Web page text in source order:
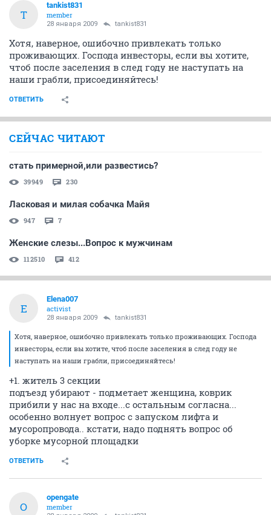
T
tankist831
member
28 января 2009 tankist831
Хотя, наверное, ошибочно привлекать только
проживающих. Господа инвесторы, если вы хотите,
чтоб после заселения в след году не наступать на
наши грабли, присоединяйтесь!
ОТВЕТИТЬ
СЕЙЧАС ЧИТАЮТ
стать примерной,или развестись?
39949 230
Ласковая и милая собачка Майя
947 7
Женские слезы...Вопрос к мужчинам
112510 412
E
Elena007
activist
28 января 2009 tankist831
Хотя, наверное, ошибочно привлекать только проживающих. Господа
инвесторы, если вы хотите, чтоб после заселения в след году не
наступать на наши грабли, присоединяйтесь!
+1. житель 3 секции
подъезд убирают - подметает женщина, коврик
прибили у нас на входе...с остальным согласна...
особенно волнует вопрос с запуском лифта и
мусоропровода.. кстати, надо поднять вопрос об
уборке мусорной площадки
ОТВЕТИТЬ
O
opengate
member